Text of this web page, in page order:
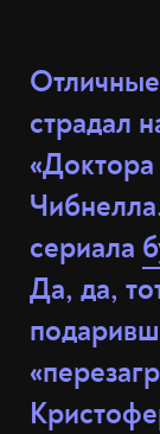
страдал
сериала
Да, да,